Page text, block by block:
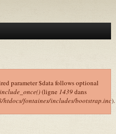
parameter $data follows optional
include_once()(ligne 1439dans
htdocs/fontaines/includes/bootstrap.inc).